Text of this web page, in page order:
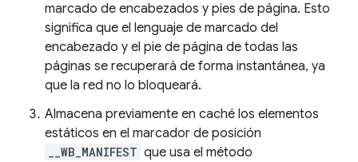
marcado de encabezados y pies de página. Esto
significa que el lenguaje de marcado del
encabezado y el pie de página de todas las
páginas se recuperará de forma instantánea, ya
que la red no lo bloqueará.
Almacena previamente en caché los elementos
estáticos en el marcador de posición
__WB_MANIFEST que usa el método